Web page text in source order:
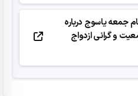
جمعه یاسوج درباره
و گرانی ازدواج